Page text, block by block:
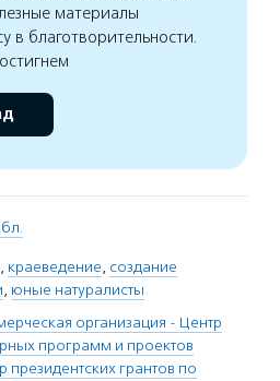
материалы
в благотворительности.
, краеведение, создание
, юные натуралисты
организация - Центр
программ и проектов
грантов по